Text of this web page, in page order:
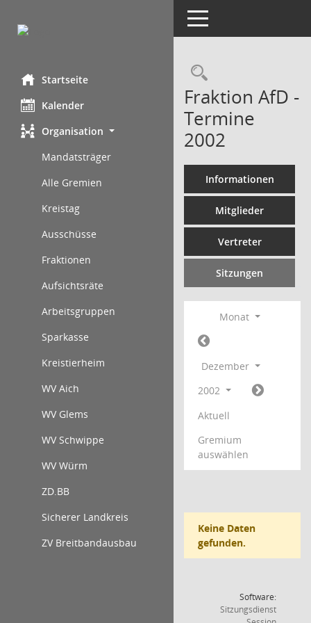
Startseite
Kalender
Organisation
Mandatsträger
Alle Gremien
Kreistag
Ausschüsse
Fraktionen
Aufsichtsräte
Arbeitsgruppen
Sparkasse
Kreistierheim
WV Aich
WV Glems
WV Schwippe
WV Würm
ZD.BB
Sicherer Landkreis
ZV Breitbandausbau
Toggle navigation
Fraktion AfD -
Termine
2002
Informationen
Mitglieder
Vertreter
Sitzungen
Monat
Dezember
2002
Aktuell
Gremium
auswählen
Keine Daten
gefunden.
Software:
Sitzungsdienst